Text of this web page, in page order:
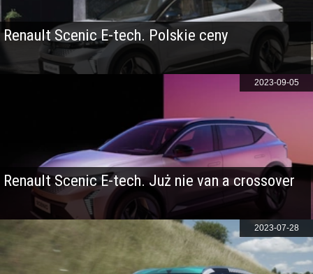
Renault Scenic E-tech. Polskie ceny
Renault Scenic E-tech. Już nie van a crossover
2023-09-05
2023-07-28